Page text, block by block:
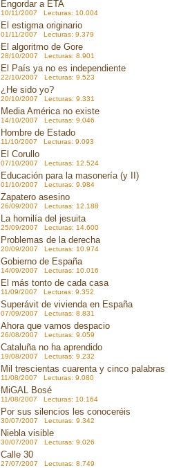
Engordar a ETA
10/11/2007 Lecturas: 10.004
El estigma originario
01/11/2007 Lecturas: 9.379
El algoritmo de Gore
28/10/2007 Lecturas: 8.901
El País ya no es independiente
22/10/2007 Lecturas: 9.523
¿He sido yo?
20/10/2007 Lecturas: 9.331
Media América no existe
14/10/2007 Lecturas: 9.046
Hombre de Estado
11/10/2007 Lecturas: 9.093
El Corullo
07/10/2007 Lecturas: 12.524
Educación para la masonería (y II)
01/10/2007 Lecturas: 9.984
Zapatero asesino
26/09/2007 Lecturas: 12.188
La homilía del jesuita
25/09/2007 Lecturas: 14.600
Problemas de la derecha
20/09/2007 Lecturas: 10.974
Gobierno de España
14/09/2007 Lecturas: 10.016
El más tonto de cada casa
11/09/2007 Lecturas: 9.352
Superávit de vivienda en España
07/09/2007 Lecturas: 8.831
Ahora que vamos despacio
26/08/2007 Lecturas: 9.059
Cataluña no ha aprendido
19/08/2007 Lecturas: 9.232
Mil trescientas cuarenta y cinco palabras
11/08/2007 Lecturas: 9.080
MiGAL Bosé
11/08/2007 Lecturas: 10.164
Por sus silencios les conoceréis
30/07/2007 Lecturas: 9.342
Niebla visible
30/07/2007 Lecturas: 9.026
Calle 30
27/07/2007 Lecturas: 8.749